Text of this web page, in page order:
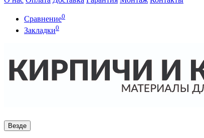
Сравнение0
Закладки0
Везде